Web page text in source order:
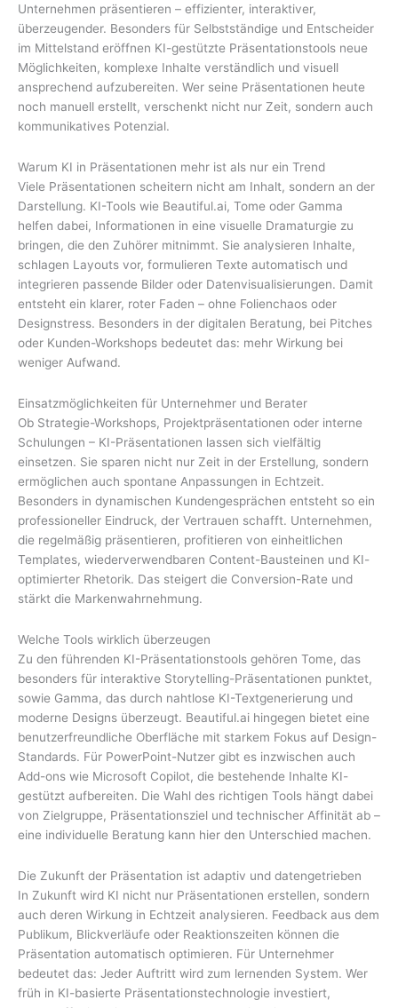
Unternehmen präsentieren – effizienter, interaktiver,
überzeugender. Besonders für Selbstständige und Entscheider
im Mittelstand eröffnen KI-gestützte Präsentationstools neue
Möglichkeiten, komplexe Inhalte verständlich und visuell
ansprechend aufzubereiten. Wer seine Präsentationen heute
noch manuell erstellt, verschenkt nicht nur Zeit, sondern auch
kommunikatives Potenzial.
Warum KI in Präsentationen mehr ist als nur ein Trend
Viele Präsentationen scheitern nicht am Inhalt, sondern an der
Darstellung. KI-Tools wie Beautiful.ai, Tome oder Gamma
helfen dabei, Informationen in eine visuelle Dramaturgie zu
bringen, die den Zuhörer mitnimmt. Sie analysieren Inhalte,
schlagen Layouts vor, formulieren Texte automatisch und
integrieren passende Bilder oder Datenvisualisierungen. Damit
entsteht ein klarer, roter Faden – ohne Folienchaos oder
Designstress. Besonders in der digitalen Beratung, bei Pitches
oder Kunden-Workshops bedeutet das: mehr Wirkung bei
weniger Aufwand.
Einsatzmöglichkeiten für Unternehmer und Berater
Ob Strategie-Workshops, Projektpräsentationen oder interne
Schulungen – KI-Präsentationen lassen sich vielfältig
einsetzen. Sie sparen nicht nur Zeit in der Erstellung, sondern
ermöglichen auch spontane Anpassungen in Echtzeit.
Besonders in dynamischen Kundengesprächen entsteht so ein
professioneller Eindruck, der Vertrauen schafft. Unternehmen,
die regelmäßig präsentieren, profitieren von einheitlichen
Templates, wiederverwendbaren Content-Bausteinen und KI-
optimierter Rhetorik. Das steigert die Conversion-Rate und
stärkt die Markenwahrnehmung.
Welche Tools wirklich überzeugen
Zu den führenden KI-Präsentationstools gehören Tome, das
besonders für interaktive Storytelling-Präsentationen punktet,
sowie Gamma, das durch nahtlose KI-Textgenerierung und
moderne Designs überzeugt. Beautiful.ai hingegen bietet eine
benutzerfreundliche Oberfläche mit starkem Fokus auf Design-
Standards. Für PowerPoint-Nutzer gibt es inzwischen auch
Add-ons wie Microsoft Copilot, die bestehende Inhalte KI-
gestützt aufbereiten. Die Wahl des richtigen Tools hängt dabei
von Zielgruppe, Präsentationsziel und technischer Affinität ab –
eine individuelle Beratung kann hier den Unterschied machen.
Die Zukunft der Präsentation ist adaptiv und datengetrieben
In Zukunft wird KI nicht nur Präsentationen erstellen, sondern
auch deren Wirkung in Echtzeit analysieren. Feedback aus dem
Publikum, Blickverläufe oder Reaktionszeiten können die
Präsentation automatisch optimieren. Für Unternehmer
bedeutet das: Jeder Auftritt wird zum lernenden System. Wer
früh in KI-basierte Präsentationstechnologie investiert,